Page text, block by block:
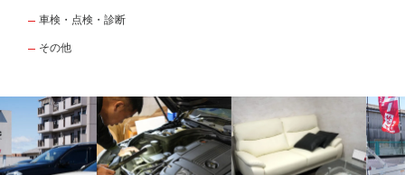
車検・点検・診断
その他